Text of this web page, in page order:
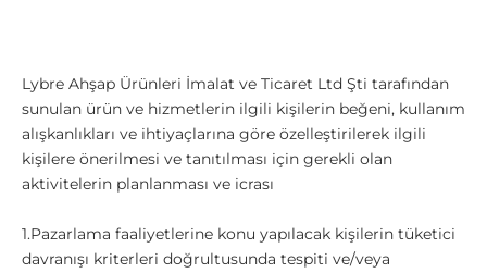
Lybre Ahşap Ürünleri İmalat ve Ticaret Ltd Şti tarafından
sunulan ürün ve hizmetlerin ilgili kişilerin beğeni, kullanım
alışkanlıkları ve ihtiyaçlarına göre özelleştirilerek ilgili
kişilere önerilmesi ve tanıtılması için gerekli olan
aktivitelerin planlanması ve icrası
1.Pazarlama faaliyetlerine konu yapılacak kişilerin tüketici
davranışı kriterleri doğrultusunda tespiti ve/veya